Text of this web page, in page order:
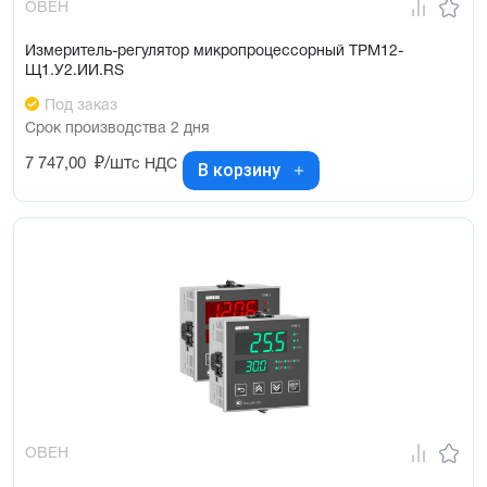
типовом одобрении морского регистра судоходства (РМРС).
ОВЕН
Измеритель-регулятор микропроцессорный ТРМ12-
Щ1.У2.ИИ.RS
Под заказ
Срок производства 2 дня
7 747,00 ₽/штс НДС В корзину
ОВЕН